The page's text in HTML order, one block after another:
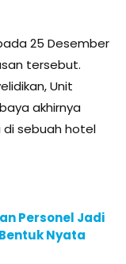
25 Desember
tersebut.
Unit
akhirnya
sebuah hotel
Personel Jadi
Nyata